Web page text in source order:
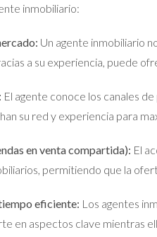
inmobiliario:
Un agente inmobiliario
a su experiencia, puede
El agente conoce los canales
su red y experiencia para
en venta compartida): El
permitiendo que la
eficiente: Los agentes
en aspectos clave mientras